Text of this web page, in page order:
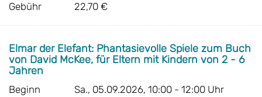
Gebühr
22,70 €
Elmar der Elefant: Phantasievolle Spiele zum Buch
von David McKee, für Eltern mit Kindern von 2 - 6
Jahren
Beginn
Sa., 05.09.2026, 10:00 - 12:00 Uhr